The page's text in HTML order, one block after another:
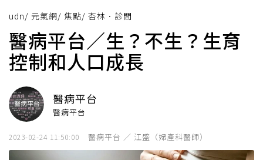
udn/ 元氣網/ 焦點/ 杏林．診間
醫病平台／生？不生？生育
控制和人口成長
醫病平台
醫病平台
2023-02-24 11:50:00 醫病平台 ／ 江盛（婦產科醫師）